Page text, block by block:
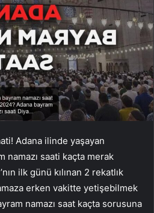
Adana ilinde yaşayan
namazı saati kaçta merak
ilk günü kılınan 2 rekatlık
erken vakitte yetişebilmek
namazı saat kaçta sorusuna